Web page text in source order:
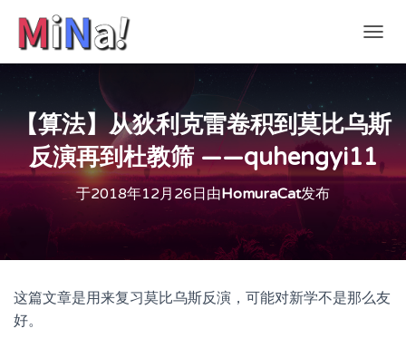
换
【算法】从狄利克雷卷积到莫比乌斯
反演再到杜教筛 ——quhengyi11
于2018年12月26日 由HomuraCat发布
这篇文章是用来复习莫比乌斯反演，可能对新学不是那么友
好。